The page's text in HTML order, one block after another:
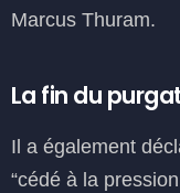
Marcus Thuram.
La fin du
Il a également
“cédé à la